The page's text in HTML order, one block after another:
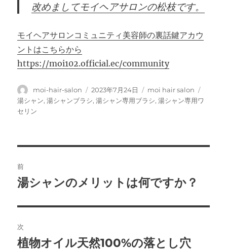
改めましてモイヘアサロンの松枝です。
モイヘアサロンコミュニティ美容師の裏話鍵アカウ
ントはこちらから
https://moi102.official.ec/community
投
稿
者
moi-hair-salon
投
稿
2023年7月24日
カ
テ
moi hair salon
湯シャン,湯シャンブラシ,湯シャン専用ブラシ,湯シャン専用ワ
セリン
稿
ビ
ゲ
前
前
投
稿:
湯シャンのメリットは何ですか？
次
次
植物オイル天然100%の落とし穴